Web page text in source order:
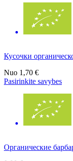
Кусочки
Nuo 1,70 €
Pasirinkite savybes
Органические